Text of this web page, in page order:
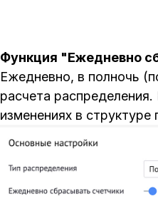
Функция "Ежедневно
Ежедневно, в полночь
расчета
изменениях в структуре